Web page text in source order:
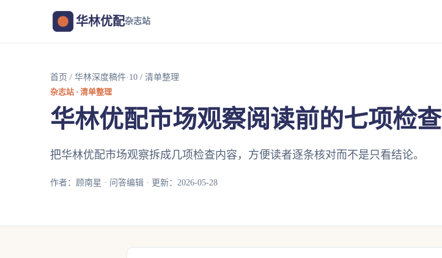
华林优配杂志站
首页 / 华林深度稿件·10 / 清单整理
杂志站 · 清单整理
华林优配市场观察阅读前的七项检查
把华林优配市场观察拆成几项检查内容，方便读者逐条核对而不是只看结论。
作者：顾南星 · 问答编辑 · 更新：2026-05-28